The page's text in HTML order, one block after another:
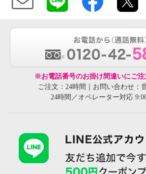
※お電話番号のお掛け間違いにご注
ご注文：24時間｜お問い合わせ：
24時間／オペレーター対応